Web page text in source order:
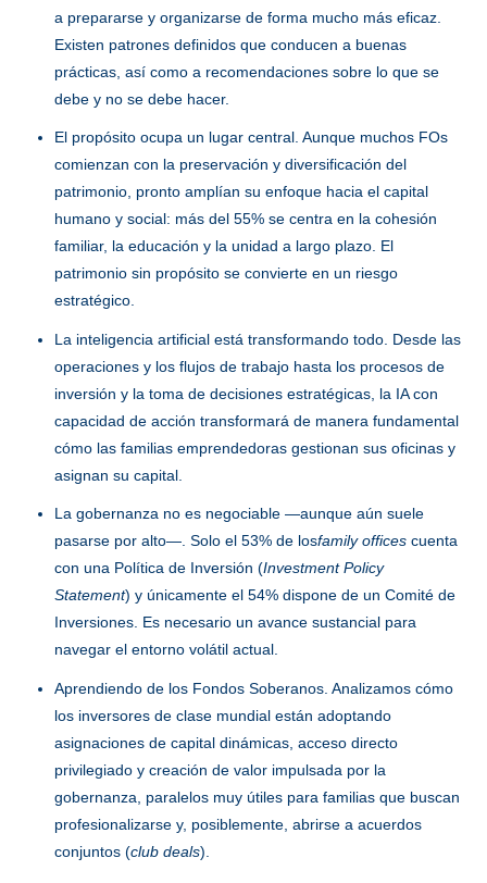
a prepararse y organizarse de forma mucho más eficaz.
Existen patrones definidos que conducen a buenas
prácticas, así como a recomendaciones sobre lo que se
debe y no se debe hacer.
El propósito ocupa un lugar central. Aunque muchos FOs
comienzan con la preservación y diversificación del
patrimonio, pronto amplían su enfoque hacia el capital
humano y social: más del 55% se centra en la cohesión
familiar, la educación y la unidad a largo plazo. El
patrimonio sin propósito se convierte en un riesgo
estratégico.
La inteligencia artificial está transformando todo. Desde las
operaciones y los flujos de trabajo hasta los procesos de
inversión y la toma de decisiones estratégicas, la IA con
capacidad de acción transformará de manera fundamental
cómo las familias emprendedoras gestionan sus oficinas y
asignan su capital.
La gobernanza no es negociable —aunque aún suele
pasarse por alto—. Solo el 53% de losfamily offices cuenta
con una Política de Inversión (Investment Policy
Statement) y únicamente el 54% dispone de un Comité de
Inversiones. Es necesario un avance sustancial para
navegar el entorno volátil actual.
Aprendiendo de los Fondos Soberanos. Analizamos cómo
los inversores de clase mundial están adoptando
asignaciones de capital dinámicas, acceso directo
privilegiado y creación de valor impulsada por la
gobernanza, paralelos muy útiles para familias que buscan
profesionalizarse y, posiblemente, abrirse a acuerdos
conjuntos (club deals).